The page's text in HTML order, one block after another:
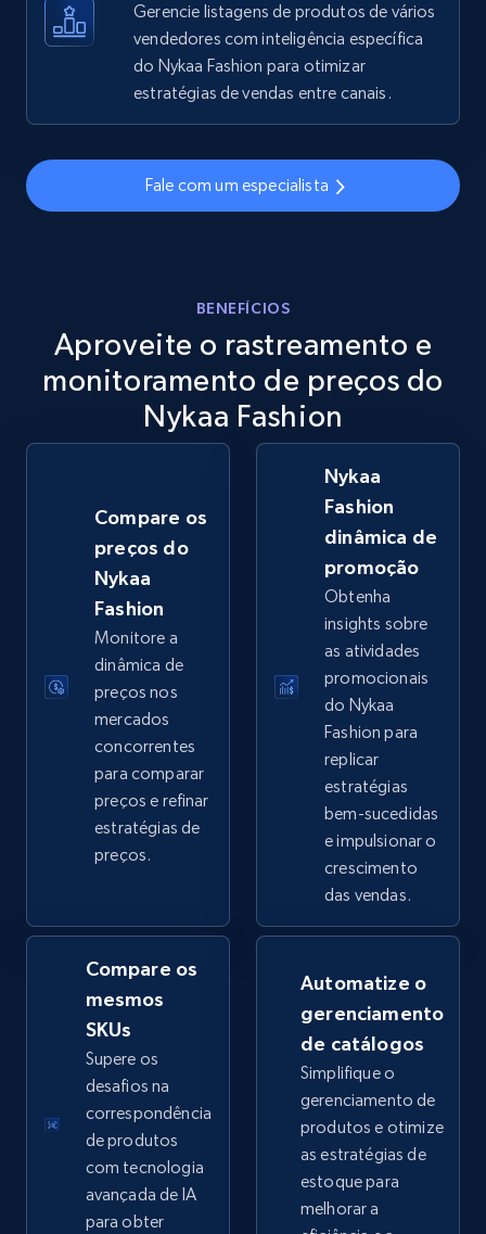
Amazon sellers info
URL, Product id, Title, Seller name, Seller rating,
Seller reviews, Breadcrumbs, Root category, and
more.
2.5K+ 359+ Comece agora
eBay - Gather data on products using
specified keywords
URL, Product id, Title, Seller name, Seller rating,
Seller reviews, Breadcrumbs, Root category, and
more.
2.5K+
eBay - Collect products from shops on eBay
URL, Product id, Title, Seller name, Seller rating,
Seller reviews, Breadcrumbs, Root category, and
2.5K+ 359+
eBay - Collect records by category
URL, Product id, Title, Seller name, Seller rating,
Seller reviews, Breadcrumbs, Root category, and
Comece agora
Gerencie listagens de produtos de vários
vendedores com inteligência específica
do Nykaa Fashion para otimizar
estratégias de vendas entre canais.
Fale com um especialista
BENEFÍCIOS
Aproveite o rastreamento e
monitoramento de preços do
Nykaa Fashion
Compare os
preços do
Nykaa
Fashion
Monitore a
dinâmica de
preços nos
mercados
concorrentes
para comparar
preços e refinar
estratégias de
preços.
Nykaa
Fashion
dinâmica de
promoção
Obtenha
insights sobre
as atividades
promocionais
do Nykaa
Fashion para
replicar
estratégias
bem-sucedidas
e impulsionar o
crescimento
das vendas.
Compare os
mesmos
SKUs
Supere os
desafios na
correspondência
de produtos
com tecnologia
avançada de IA
para obter
Automatize o
gerenciamento
de catálogos
Simplifique o
gerenciamento de
produtos e otimize
as estratégias de
estoque para
melhorar a